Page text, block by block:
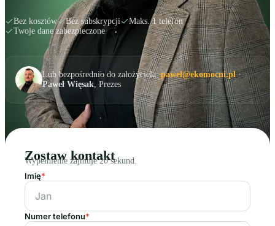
Bez kosztów Bez subskrypcji
Maks. 1 telefon
Twoje dane zabezpieczone
Lub bezpośrednio do założyciela:pawel@ekomocni.pl·
Paweł Więsak, Prezes
Zostaw kontakt
Wypełnienie zajmuje 20 sekund.
Imię*
Numer telefonu*